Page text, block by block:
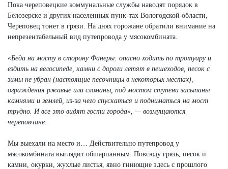
Пока череповецкие коммунальные службы наводят порядок в
Белозерске и других населенных пунк-тах Вологодской области,
Череповец тонет в грязи. На днях горожане обратили внимание на
непрезентабельный вид путепровода у мясокомбината.
«Беда на мосту в сторону Фанеры: опасно ходить по тротуару и
ездить на велосипеде, камни с дороги летят в пешеходов, песок с
зимы не убран (настоящие песочницы в некоторых местах),
ограждения ржавые или сломаны, под мостом ступени засыпаны
камнями и землей, из-за чего спускаться и подниматься на мост
трудно. И все это видят гости города», — возмущаются
череповчане.
Мы выехали на место и… Действительно путепровод у
мясокомбината выглядит обшарпанным. Повсюду грязь, песок и
камни, окурки, жухлые листья, явно гниющие здесь с прошлого